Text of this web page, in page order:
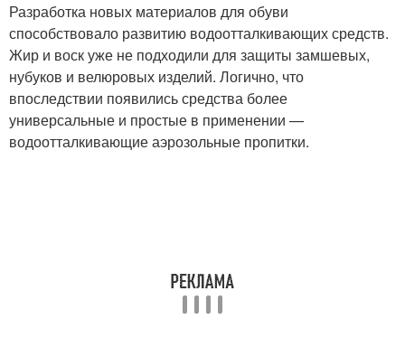
Разработка новых материалов для обуви
способствовало развитию водоотталкивающих средств.
Жир и воск уже не подходили для защиты замшевых,
нубуков и велюровых изделий. Логично, что
впоследствии появились средства более
универсальные и простые в применении —
водоотталкивающие аэрозольные пропитки.